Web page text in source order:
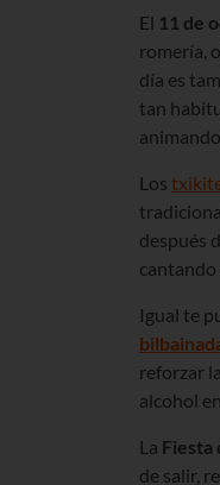
El 11 de
romería,
día es
tan
Los
después
cantando
Igual te
reforzar la
alcohol
La Fiesta
de salir,